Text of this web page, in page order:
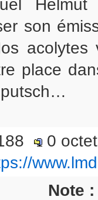
son
acolytes
place
0
Note